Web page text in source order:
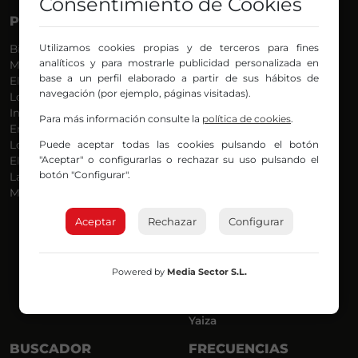
PROGRAMAS
Bilbosport
Más Música
El Madrugador
Lo Más Nuevo
Informativos
En Ruta
Locos por la Música
El Supermadrugador
La Mañana de Radio Nervión
Más Madrugada
Agurtzane
Belén Ollero
Dani
Eduardo
Eva Argote
Endika
Iker
Iñigo
Joseba
Mar y Cielo
Miguel Ángel
Yaiza
BUSCADOR FRECUENCIAS
Utilizamos cookies propias y de terceros para fines
analíticos y para mostrarle publicidad personalizada en
base a un perfil elaborado a partir de sus hábitos de
navegación (por ejemplo, páginas visitadas).
Para más información consulte la política de cookies.
Puede aceptar todas las cookies pulsando el botón
"Aceptar" o configurarlas o rechazar su uso pulsando el
botón "Configurar".
Aceptar Rechazar Configurar
Powered by Media Sector S.L.